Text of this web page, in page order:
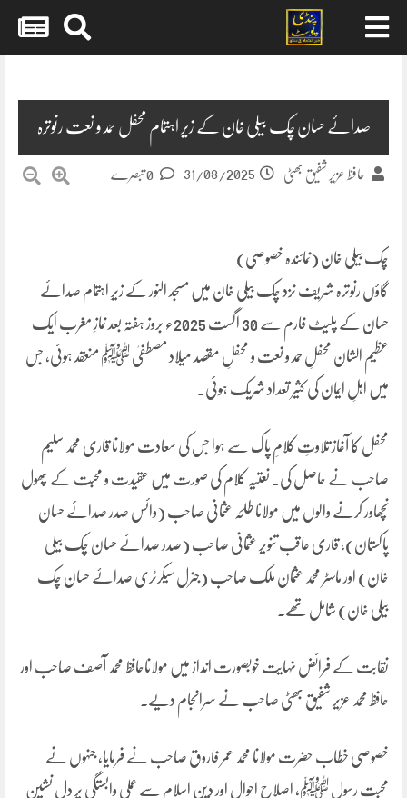
صدائے حسان چک بیلی خان کے زیر اہتمام محفل حمد و نعت رنوترہ
حافظ عزیر شفیق بھٹی 31/08/2025
چک بیلی خان (نمائندہ خصوصی)
گاؤں رنوترہ شریف نزد چک بیلی خان میں مسجد النور کے زیرِ اہتمام صدائے
حسان کے پلیٹ فارم سے 30 اگست 2025ء بروز ہفتہ بعد نمازِ مغرب ایک
عظیم الشان محفلِ حمد و نعت و محفلِ مقصد میلاد مصطفیٰ ﷺ منعقد ہوئی، جس
میں اہلِ ایمان کی کثیر تعداد شریک ہوئی۔
محفل کا آغاز تلاوتِ کلامِ پاک سے ہوا جس کی سعادت مولانا قاری محمد سلیم
صاحب نے حاصل کی۔ نعتیہ کلام کی صورت میں عقیدت و محبت کے پھول
نچھاور کرنے والوں میں مولانا طلحہ عثمانی صاحب (وائس صدر صدائے حسان
پاکستان)، قاری عاقب تنویر عثمانی صاحب (صدر صدائے حسان چک بیلی
خان) اور ماسٹر محمد عثمان ملک صاحب (جنرل سیکرٹری صداۓ حسان چک
بیلی خان) شامل تھے۔
نقابت کے فرائض نہایت خوبصورت انداز میں مولاناحافظ محمد آصف صاحب اور
حافظ محمد عزیر شفیق بھٹی صاحب نے سرانجام دیے۔
خصوصی خطاب حضرت مولانا محمد عمر فاروق صاحب نے فرمایا، جنہوں نے
محبتِ رسول ﷺ، اصلاحِ احوال اور دینِ اسلام سے عملی وابستگی پر دل نشین